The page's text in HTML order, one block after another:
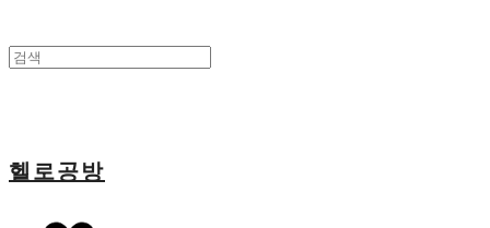
헬로공방